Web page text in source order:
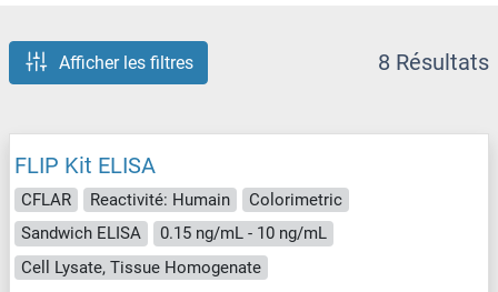
Afficher les filtres 8 Résultats
FLIP Kit ELISA
CFLAR Reactivité: Humain
Colorimetric
Sandwich ELISA
0.15 ng/mL - 10 ng/mL
Cell Lysate, Tissue Homogenate